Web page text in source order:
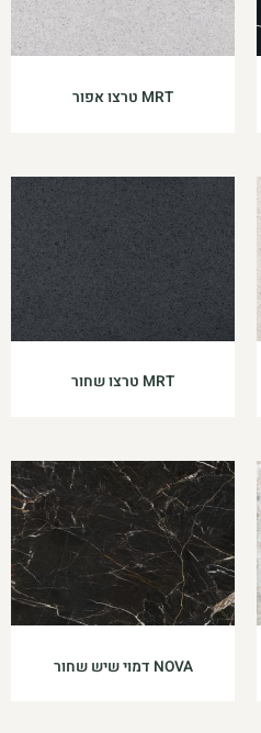
MRT טרצו אפור
MRT טרצו שחור
NOVA דמוי שיש שחור